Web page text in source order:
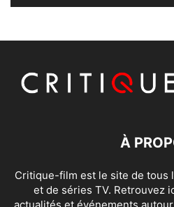
À
Critique-film est le site de tous
et de séries TV. Retrouvez